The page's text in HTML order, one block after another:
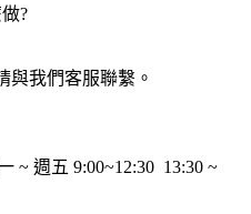
?
與我們客服聯繫。
~ 週五 9:00~12:30 13:30 ~